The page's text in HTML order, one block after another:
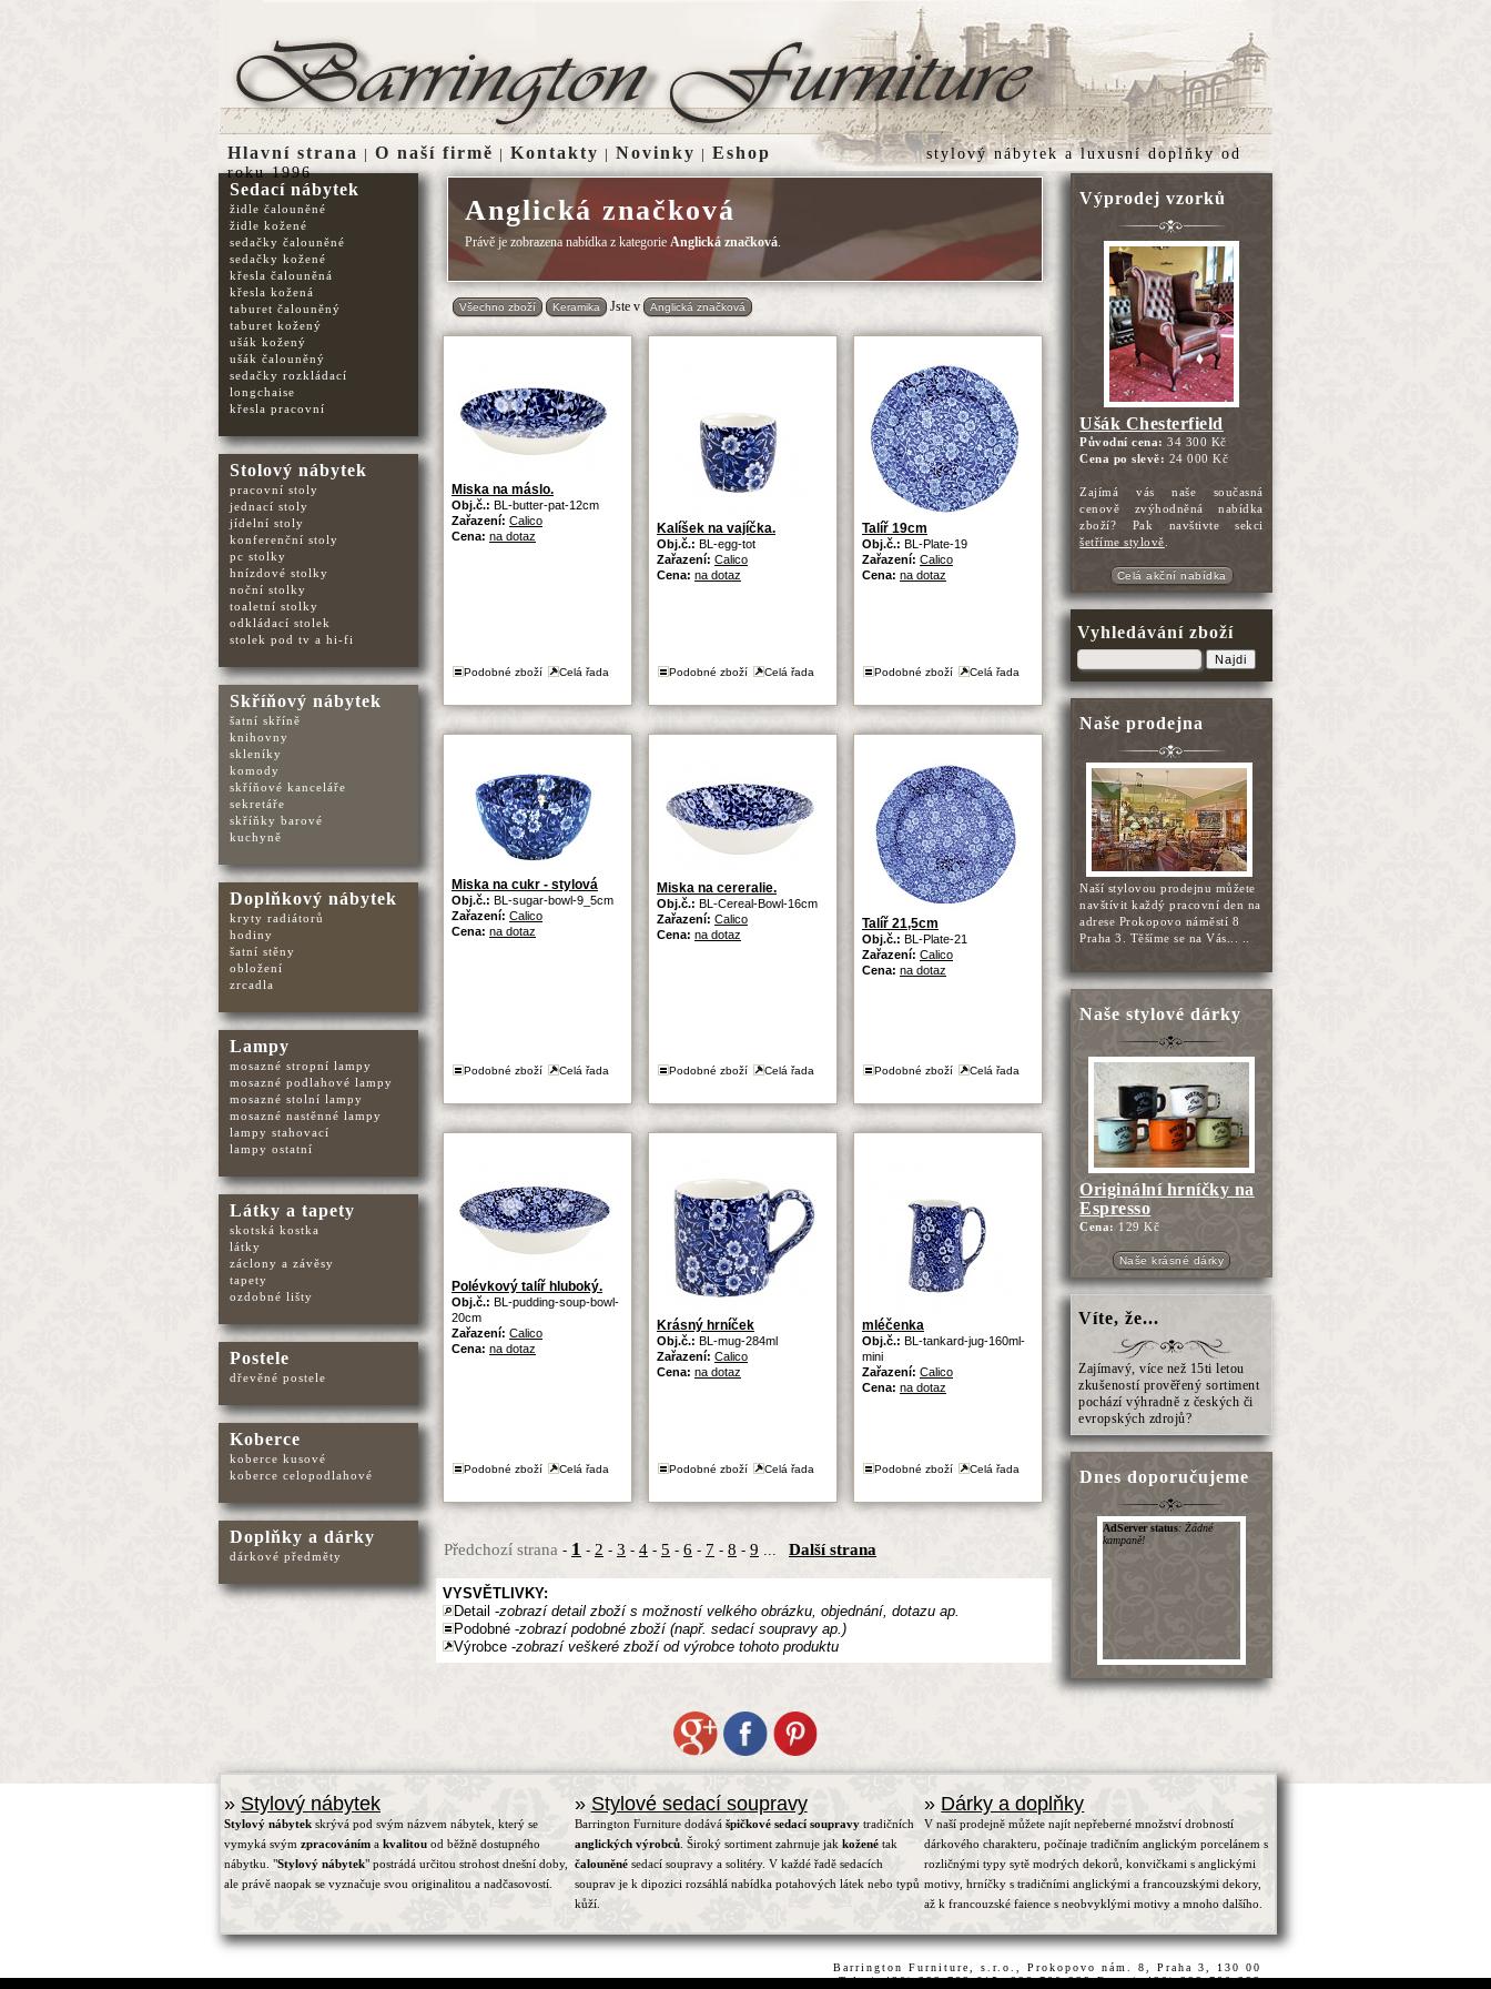
Anglická značková
Právě je zobrazena nabídka z kategorie Anglická značková.
Všechno zboží Keramika Jste v Anglická značková
Miska na máslo.
Obj.č.: BL-butter-pat-12cm
Zařazení: Calico
Cena: na dotaz
Podobné zboží Celá řada
Kalíšek na vajíčka.
Obj.č.: BL-egg-tot
Zařazení: Calico
Cena: na dotaz
Podobné zboží Celá řada
Talíř 19cm
Obj.č.: BL-Plate-19
Zařazení: Calico
Cena: na dotaz
Podobné zboží Celá řada
Miska na cukr - stylová
Obj.č.: BL-sugar-bowl-9_5cm
Zařazení: Calico
Cena: na dotaz
Podobné zboží Celá řada
Miska na cereralie.
Obj.č.: BL-Cereal-Bowl-16cm
Zařazení: Calico
Cena: na dotaz
Podobné zboží Celá řada
Talíř 21,5cm
Obj.č.: BL-Plate-21
Zařazení: Calico
Cena: na dotaz
Podobné zboží Celá řada
Polévkový talíř hluboký.
Obj.č.: BL-pudding-soup-bowl-
20cm
Zařazení: Calico
Cena: na dotaz
Podobné zboží Celá řada
Krásný hrníček
Obj.č.: BL-mug-284ml
Zařazení: Calico
Cena: na dotaz
Podobné zboží Celá řada
mléčenka
Obj.č.: BL-tankard-jug-160ml-
mini
Zařazení: Calico
Cena: na dotaz
Podobné zboží Celá řada
Předchozí strana - 1 - 2 - 3 - 4- 5 - 6 - 7 - 8 - 9 ... Další strana
VYSVĚTLIVKY:
Detail -zobrazí detail zboží s možností velkého obrázku, objednání, dotazu ap.
Podobné -zobrazí podobné zboží (např. sedací soupravy ap.)
Výrobce -zobrazí veškeré zboží od výrobce tohoto produktu
Výprodej vzorků
Ušák Chesterfield
Původní cena:34 300 Kč
Cena po slevě: 24 000 Kč
Zajímá vás naše současná
cenově zvýhodněná nabídka
zboží? Pak navštivte sekci
šetříme stylově
Celá akční nabídka
Vyhledávání zboží
Najdi
Naše prodejna
Naší stylovou prodejnu můžete
navštívit každý pracovní den na
adrese Prokopovo náměstí 8
Praha 3. Těšíme se na Vás... ..
Naše stylové dárky
Originální hrníčky na
Espresso
Cena: 129 Kč
Naše krásné dárky
Víte, že...
Zajímavý, více než 15ti letou
zkušeností prověřený sortiment
pochází výhradně z českých či
evropských zdrojů?
Dnes doporučujeme
Sedací nábytek
židle čalouněné
židle kožené
sedačky čalouněné
sedačky kožené
křesla čalouněná
křesla kožená
taburet čalouněný
taburet kožený
ušák kožený
ušák čalouněný
sedačky rozkládací
longchaise
křesla pracovní
Stolový nábytek
pracovní stoly
jednací stoly
jídelní stoly
konferenční stoly
pc stolky
hnízdové stolky
noční stolky
toaletní stolky
odkládací stolek
stolek pod tv a hi-fi
Skříňový nábytek
šatní skříně
knihovny
skleníky
komody
skříňové kanceláře
sekretáře
skříňky barové
kuchyně
Doplňkový nábytek
kryty radiátorů
hodiny
šatní stěny
obložení
zrcadla
Lampy
mosazné stropní lampy
mosazné podlahové lampy
mosazné stolní lampy
mosazné nastěnné lampy
lampy stahovací
lampy ostatní
Látky a tapety
skotská kostka
látky
záclony a závěsy
tapety
ozdobné lišty
Postele
dřevěné postele
Koberce
koberce kusové
koberce celopodlahové
Doplňky a dárky
dárkové předměty
Hlavní strana | O naší firmě | Kontakty | Novinky | Eshop stylový nábytekaluxusní doplňkyod
roku 1996
» Stylový nábytek
Stylový nábytek skrývá pod svým názvem nábytek, který se
vymyká svým zpracováním a kvalitou od běžně dostupného
nábytku. "Stylový nábytek" postrádá určitou strohost dnešní doby,
ale právě naopak se vyznačuje svou originalitou a nadčasovostí.
» Stylové sedací soupravy
Barrington Furniture dodává špičkové sedací soupravytradičních
anglických výrobců. Široký sortiment zahrnuje jak koženétak
čalouněnésedací soupravy a solitéry. V každé řadě sedacích
souprav je k dipozici rozsáhlá nabídka potahových látek nebo typů
kůží.
» Dárky a doplňky
V naší prodejně můžete najít nepřeberné množství drobností
dárkového charakteru, počínaje tradičním anglickým porcelánem s
rozličnými typy sytě modrých dekorů, konvičkami s anglickými
motivy, hrníčky s tradičními anglickými a francouzskými dekory,
až k francouzské faience s neobvyklými motivy a mnoho dalšího.
Barrington Furniture, s.r.o., Prokopovo nám. 8, Praha 3, 130 00
Tel.:(+420) 222 782 615, 222 780 222 Fax.:(+420) 222 780 222